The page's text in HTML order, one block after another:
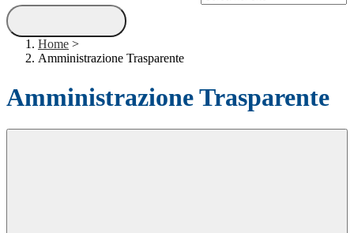
Home >
Amministrazione Trasparente
Amministrazione Trasparente